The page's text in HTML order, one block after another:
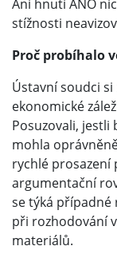
Ani hnutí ANO
stížnosti
Proč probíhalo
Ústavní soudci
ekonomické
Posuzovali, jestli
mohla
rychlé prosazení
argumentační
se týká
při rozhodování
materiálů.